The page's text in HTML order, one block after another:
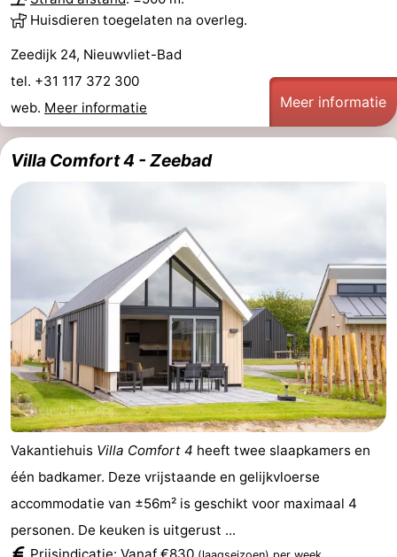
Huisdieren toegelaten na overleg.
Zeedijk 24, Nieuwvliet-Bad
tel. +31 117 372 300
web. Meer informatie Meer informatie
Villa Comfort 4 - Zeebad
Vakantiehuis Villa Comfort 4 heeft twee slaapkamers en
één badkamer. Deze vrijstaande en gelijkvloerse
accommodatie van ±56m² is geschikt voor maximaal 4
personen. De keuken is uitgerust ...